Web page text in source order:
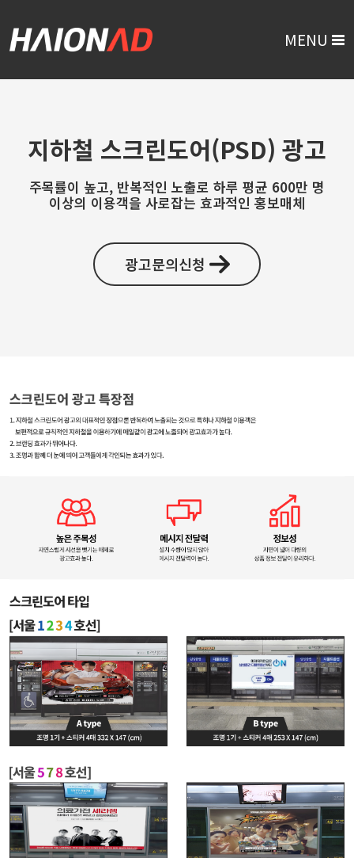
MENU
지하철 스크린도어(PSD) 광고
주목률이 높고, 반복적인 노출로 하루 평균 600만 명
이상의 이용객을 사로잡는 효과적인 홍보매체
광고문의신청